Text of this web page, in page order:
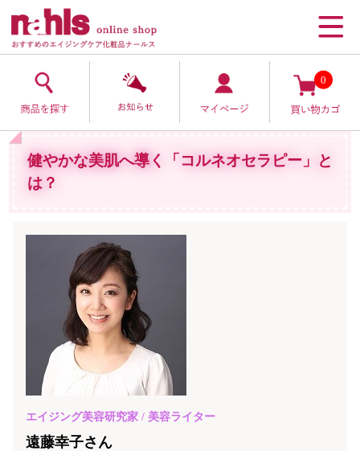
0
健やかな美肌へ導く「コルネオセラピー」と
は？
エイジング美容研究家 / 美容ライター
遠藤幸子さん